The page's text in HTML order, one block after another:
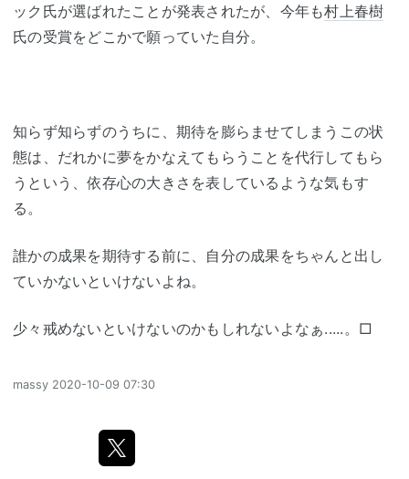
ック氏が選ばれたことが発表されたが、今年も村上春樹
氏の受賞をどこかで願っていた自分。
知らず知らずのうちに、期待を膨らませてしまうこの状
態は、だれかに夢をかなえてもらうことを代行してもら
うという、依存心の大きさを表しているような気もす
る。
誰かの成果を期待する前に、自分の成果をちゃんと出し
ていかないといけないよね。
少々戒めないといけないのかもしれないよなぁ.....。□
massy 2020-10-09 07:30